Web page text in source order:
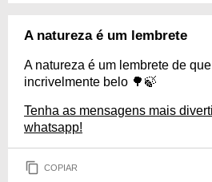
A natureza é um lembrete
A natureza é um lembrete de
incrivelmente belo 🌳🍃
Tenha as mensagens mais
whatsapp!
COPIAR